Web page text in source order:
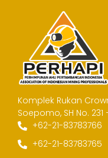
Komplek Rukan
Soepomo, SH No. 231
+62-21-83783766
+62-21-83783765